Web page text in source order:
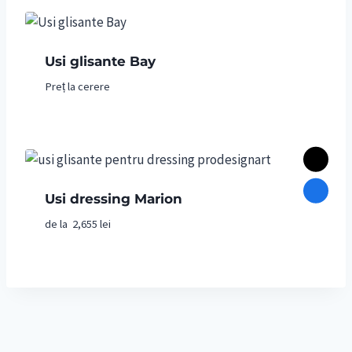
Usi glisante Bay
Preț la cerere
Usi dressing Marion
de la 2,655 lei